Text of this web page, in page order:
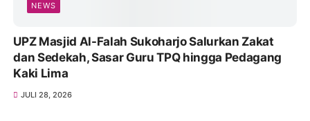
NEWS
UPZ Masjid Al-Falah Sukoharjo Salurkan Zakat
dan Sedekah, Sasar Guru TPQ hingga Pedagang
Kaki Lima
JULI 28, 2026